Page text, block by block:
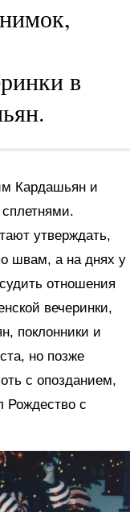
в
Кардашьян и
утверждать,
швам, а на днях у
отношения
вечеринки,
поклонники и
но позже
с опозданием,
Рождество с